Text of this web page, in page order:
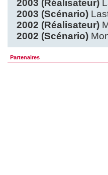
2003 (Réalisateur)
2003 (Scénario)
2002 (Réalisateur)
2002 (Scénario)
Partenaires